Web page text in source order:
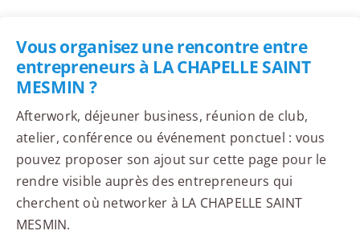
Vous organisez une rencontre entre
entrepreneurs à LA CHAPELLE SAINT
MESMIN ?
Afterwork, déjeuner business, réunion de club,
atelier, conférence ou événement ponctuel : vous
pouvez proposer son ajout sur cette page pour le
rendre visible auprès des entrepreneurs qui
cherchent où networker à LA CHAPELLE SAINT
MESMIN.